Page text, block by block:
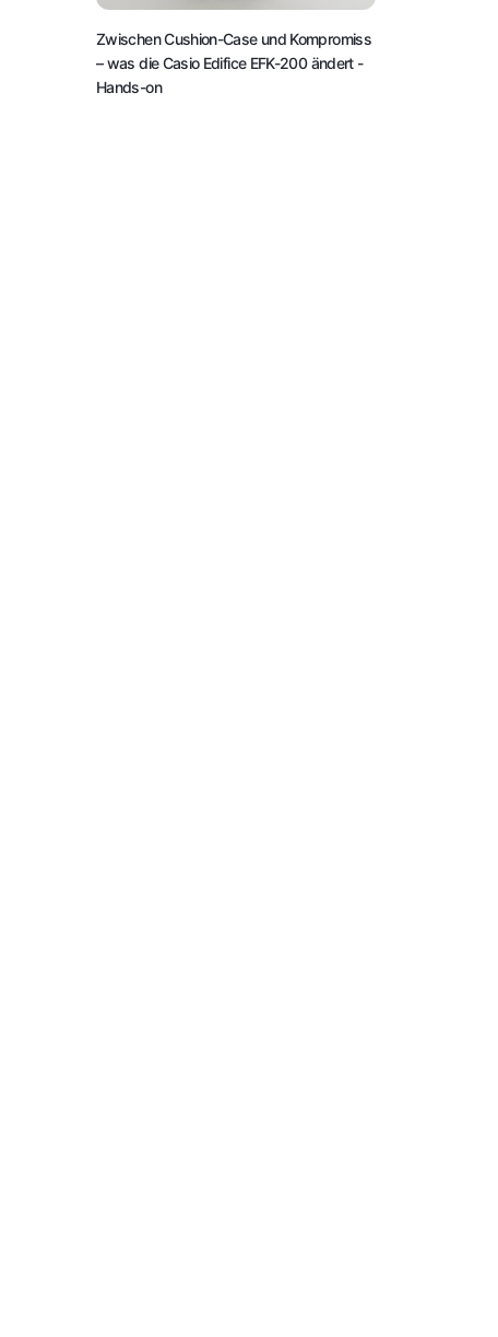
Zwischen Cushion-Case und Kompromiss
– was die Casio Edifice EFK-200 ändert -
Hands-on